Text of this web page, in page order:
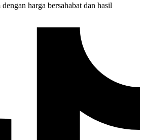
harga bersahabat dan hasil